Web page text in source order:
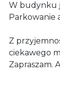
W budynku
Parkowanie
Z
ciekawego
Zapraszam.